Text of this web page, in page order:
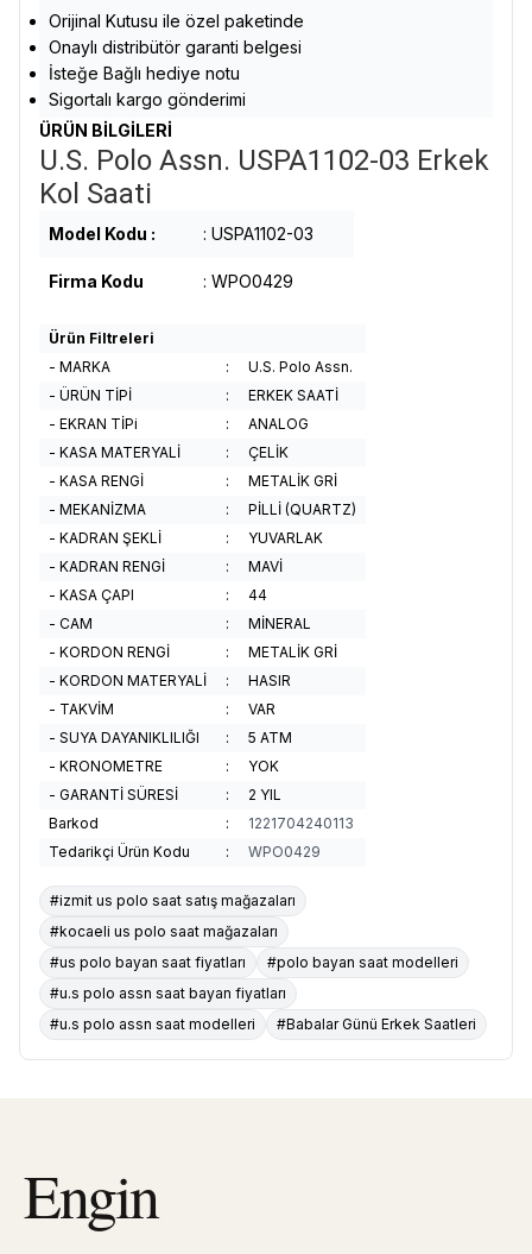
Orijinal Kutusu ile özel paketinde
Onaylı distribütör garanti belgesi
İsteğe Bağlı hediye notu
Sigortalı kargo gönderimi
ÜRÜN BİLGİLERİ
U.S. Polo Assn. USPA1102-03 Erkek
Kol Saati
Model Kodu : : USPA1102-03
Firma Kodu : WPO0429
Ürün Filtreleri
- MARKA
:
U.S. Polo Assn.
- ÜRÜN TİPİ
:
ERKEK SAATİ
- EKRAN TİPi
:
ANALOG
- KASA MATERYALİ
:
ÇELİK
- KASA RENGİ
:
METALİK GRİ
- MEKANİZMA
:
PİLLİ (QUARTZ)
- KADRAN ŞEKLİ
:
YUVARLAK
- KADRAN RENGİ
:
MAVİ
- KASA ÇAPI
:
44
- CAM
:
MİNERAL
- KORDON RENGİ
:
METALİK GRİ
- KORDON MATERYALİ
:
HASIR
- TAKVİM
:
VAR
- SUYA DAYANIKLILIĞI
:
5 ATM
- KRONOMETRE
:
YOK
- GARANTİ SÜRESİ
:
2 YIL
Barkod
:
1221704240113
Tedarikçi Ürün Kodu
: WPO0429
#izmit us polo saat satış mağazaları
#kocaeli us polo saat mağazaları
#us polo bayan saat fiyatları
#polo bayan saat modelleri
#u.s polo assn saat bayan fiyatları
#u.s polo assn saat modelleri
#Babalar Günü Erkek Saatleri
Engin